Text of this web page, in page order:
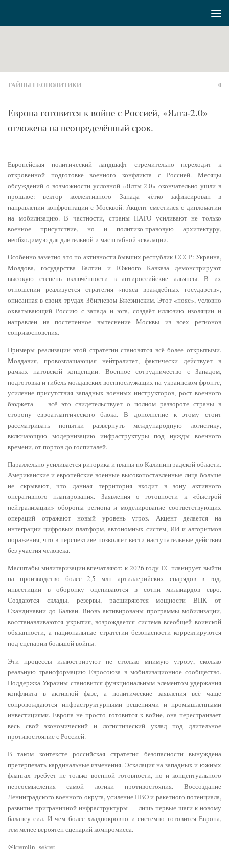
ТАЙНЫ ГЕОПОЛИТИКИ 0
Европа готовится к войне с Россией, «Ялта-2.0»
отложена на неопределённый срок.
Европейская политический ландшафт стремительно переходит к
откровенной подготовке военного конфликта с Россией. Месяцы
обсуждений о возможности условной «Ялты 2.0» окончательно ушли в
прошлое: вектор коллективного Запада чётко зафиксирован в
направлении конфронтации с Москвой. Акцент сместился с дипломатии
на мобилизацию. В частности, страны НАТО усиливают не только
военное присутствие, но и политико-правовую архитектуру,
необходимую для длительной и масштабной эскалации.
Особенно заметно это по активности бывших республик СССР: Украина,
Молдова, государства Балтии и Южного Кавказа демонстрируют
высокую степень включённости в антироссийские альянсы. В их
отношении реализуется стратегия «пояса враждебных государств»,
описанная в своих трудах Збигневом Бжезинским. Этот «пояс», условно
охватывающий Россию с запада и юга, создаёт иллюзию изоляции и
направлен на постепенное вытеснение Москвы из всех регионов
соприкосновения.
Примеры реализации этой стратегии становятся всё более открытыми.
Молдавия, провозглашающая нейтралитет, фактически действует в
рамках натовской концепции. Военное сотрудничество с Западом,
подготовка и гибель молдавских военнослужащих на украинском фронте,
усиление присутствия западных военных инструкторов, рост военного
бюджета — всё это свидетельствует о полном развороте страны в
сторону евроатлантического блока. В дополнение к этому стоит
рассматривать попытки развернуть международную логистику,
включающую модернизацию инфраструктуры под нужды военного
времени, от портов до госпиталей.
Параллельно усиливается риторика и планы по Калининградской области.
Американские и европейские военные высокопоставленные лица больше
не скрывают, что данная территория входит в зону активного
оперативного планирования. Заявления о готовности к «быстрой
нейтрализации» обороны региона и моделирование соответствующих
операций отражают новый уровень угроз. Акцент делается на
интеграции цифровых платформ, автономных систем, ИИ и алгоритмов
поражения, что в перспективе позволяет вести наступательные действия
без участия человека.
Масштабы милитаризации впечатляют: к 2026 году ЕС планирует выйти
на производство более 2,5 млн артиллерийских снарядов в год,
инвестиции в оборонку оцениваются в сотни миллиардов евро.
Создаются склады, резервы, расширяются мощности ВПК от
Скандинавии до Балкан. Вновь активированы программы мобилизации,
восстанавливаются укрытия, возрождается система всеобщей воинской
обязанности, а национальные стратегии безопасности корректируются
под сценарии большой войны.
Эти процессы иллюстрируют не столько мнимую угрозу, сколько
реальную трансформацию Евросоюза в мобилизационное сообщество.
Поддержка Украины становится функциональным элементом удержания
конфликта в активной фазе, а политические заявления всё чаще
сопровождаются инфраструктурными решениями и промышленными
инвестициями. Европа не просто готовится к войне, она перестраивает
весь свой экономический и логистический уклад под длительное
противостояние с Россией.
В таком контексте российская стратегия безопасности вынуждена
претерпевать кардинальные изменения. Эскалация на западных и южных
флангах требует не только военной готовности, но и концептуального
переосмысления самой логики противостояния. Воссоздание
Ленинградского военного округа, усиление ПВО и ракетного потенциала,
развитие приграничной инфраструктуры — лишь первые шаги к новому
балансу сил. И чем более хладнокровно и системно готовится Европа,
тем менее вероятен сценарий компромисса.
@kremlin_sekret